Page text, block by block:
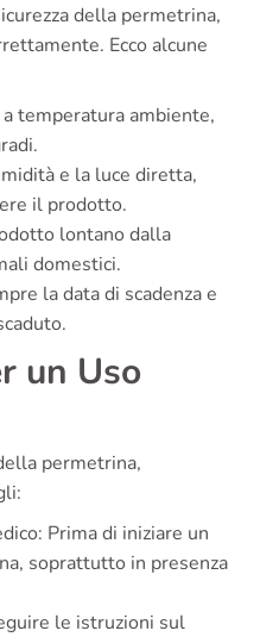
della permetrina,
Ecco alcune
temperatura ambiente,
e la luce diretta,
il prodotto.
lontano dalla
domestici.
la data di scadenza e
un Uso
permetrina,
Prima di iniziare un
soprattutto in presenza
le istruzioni sul